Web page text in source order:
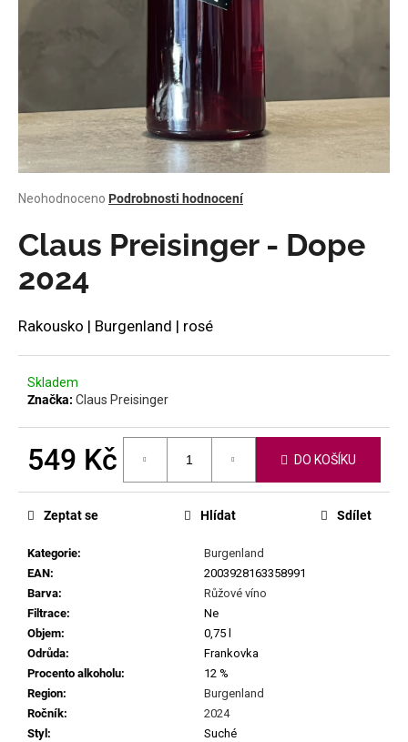
Průměrné
produktu
je
z
hvězdiček.
Neohodnoceno Podrobnosti hodnocení
Claus Preisinger - Dope
2024
Rakousko | Burgenland | rosé
Skladem
Značka: Claus Preisinger
549 Kč DO KOŠÍKU
Kategorie:
Burgenland
EAN:
2003928163358991
Barva:
Růžové víno
Filtrace:
Ne
Objem:
0,75 l
Odrůda:
Frankovka
Procento alkoholu:
12 %
Region:
Burgenland
Ročník:
2024
Styl :
Suché
Zeptat se Hlídat Sdílet
a
?
D
p
o
u
č
u
m
e
FABRICE
DODANE
DOMAINE
DE
SAINT
PIERRE
PETIT
CUROULET
2023